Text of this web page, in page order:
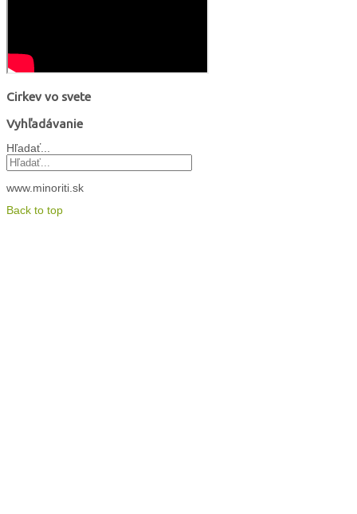
Cirkev vo svete
Vyhľadávanie
Hľadať...
www.minoriti.sk
Back to top